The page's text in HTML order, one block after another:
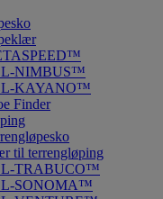
NIMBUS™
KAYANO™
Finder
til terrengløping
TRABUCO™
SONOMA™